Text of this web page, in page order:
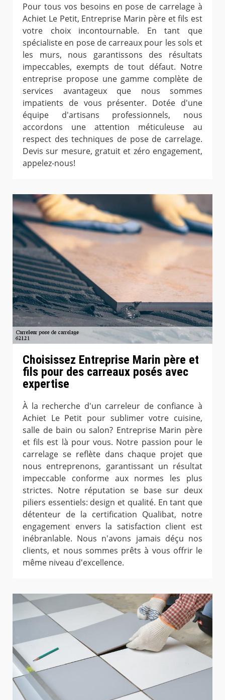
Pour tous vos besoins en pose de carrelage à
Achiet Le Petit, Entreprise Marin père et fils est
votre choix incontournable. En tant que
spécialiste en pose de carreaux pour les sols et
les murs, nous garantissons des résultats
impeccables, exempts de tout défaut. Notre
entreprise propose une gamme complète de
services avantageux que nous sommes
impatients de vous présenter. Dotée d'une
équipe d'artisans professionnels, nous
accordons une attention méticuleuse au
respect des techniques de pose de carrelage.
Devis sur mesure, gratuit et zéro engagement,
appelez-nous!
Choisissez Entreprise Marin père et
fils pour des carreaux posés avec
expertise
À la recherche d'un carreleur de confiance à
Achiet Le Petit pour sublimer votre cuisine,
salle de bain ou salon? Entreprise Marin père
et fils est là pour vous. Notre passion pour le
carrelage se reflète dans chaque projet que
nous entreprenons, garantissant un résultat
impeccable conforme aux normes les plus
strictes. Notre réputation se base sur deux
piliers essentiels: design et qualité. En tant que
détenteur de la certification Qualibat, notre
engagement envers la satisfaction client est
inébranlable. Nous n'avons jamais déçu nos
clients, et nous sommes prêts à vous offrir le
même niveau d'excellence.